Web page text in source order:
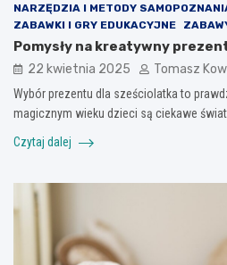
NARZĘDZIA I METODY
ZABAWKI I GRY EDUKACYJNE
Pomysły na kreatywny
22 kwietnia 2025 Tomasz
Wybór prezentu dla sześciolatka to
magicznym wieku dzieci są ciekawe
Czytaj dalej